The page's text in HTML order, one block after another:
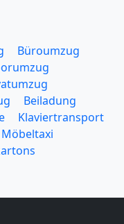
Büroumzug
Beiladung
Klaviertransport
Möbeltaxi